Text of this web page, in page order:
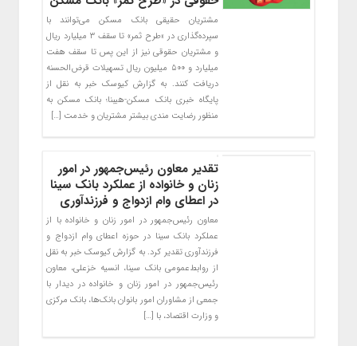
مشتریان حقیقی بانک مسکن می‌توانند با
سپرده‌گذاری در «طرح ثمر» تا سقف ۳ میلیارد ریال
و مشتریان حقوقی نیز از این پس تا سقف هفت
میلیارد و ۵۰۰ میلیون ریال تسهیلات قرض‌الحسنه
دریافت کنند. به گزارش کیوسک خبر به نقل از
پایگاه خبری بانک مسکن-هیبنا؛ بانک مسکن به
منظور رضایت مندی بیشتر مشتریان و خدمت […]
تقدیر معاون رئیس‌جمهور در امور
زنان و خانواده از عملکرد بانک سینا
در اعطای وام ازدواج و فرزندآوری
معاون رئیس‌جمهور در امور زنان و خانواده با از
عملکرد بانک سینا در حوزه اعطای وام ازدواج و
فرزندآوری تقدیر کرد. به گزارش کیوسک خبر به نقل
از روابط‌عمومی بانک سینا، انسیه خزعلی، معاون
رئیس‌جمهور در امور زنان و خانواده در دیدار با
جمعی از مشاوران امور بانوان بانک‌ها، بانک مرکزی
و وزارت اقتصاد، با […]